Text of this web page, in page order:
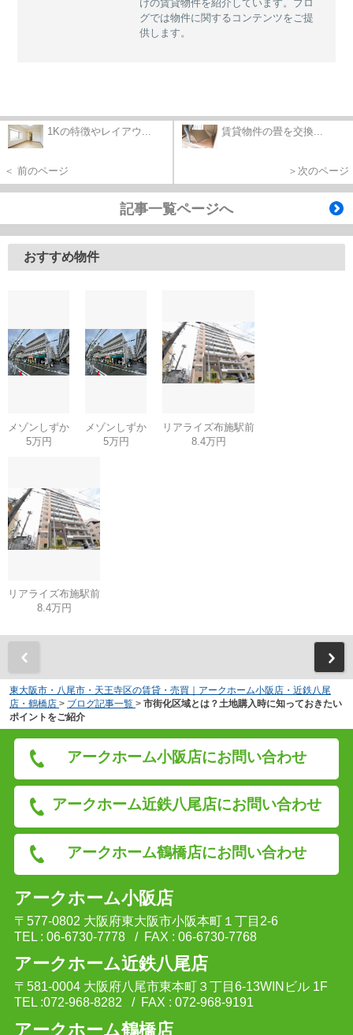
けの賃貸物件を紹介しています。ブロ
グでは物件に関するコンテンツをご提
供します。
1Kの特徴やレイアウ...
＜ 前のページ
賃貸物件の畳を交換...
＞次のページ
記事一覧ページへ
おすすめ物件
メゾンしずか
5万円
メゾンしずか
5万円
リアライズ布施駅前
8.4万円
リアライズ布施駅前
8.4万円
東大阪市・八尾市・天王寺区の賃貸・売買｜アークホーム小阪店・近鉄八尾
店・鶴橋店 > ブログ記事一覧 > 市街化区域とは？土地購入時に知っておきたい
ポイントをご紹介
アークホーム小阪店にお問い合わせ
アークホーム近鉄八尾店にお問い合わせ
アークホーム鶴橋店にお問い合わせ
アークホーム小阪店
〒577-0802 大阪府東大阪市小阪本町１丁目2-6
TEL : 06-6730-7778
/ FAX : 06-6730-7768
アークホーム近鉄八尾店
〒581-0004 大阪府八尾市東本町３丁目6-13WINビル 1F
TEL :072-968-8282
/ FAX : 072-968-9191
アークホーム鶴橋店